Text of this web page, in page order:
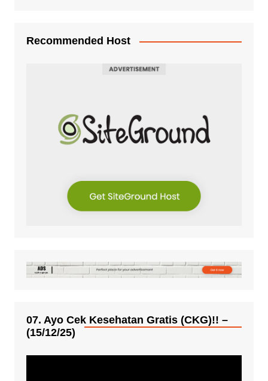
Recommended Host
07. Ayo Cek Kesehatan Gratis (CKG)!! –
(15/12/25)